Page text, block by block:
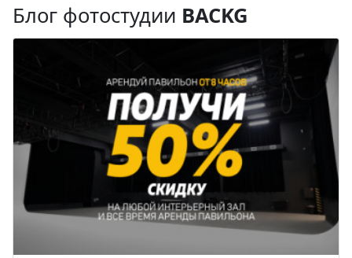
Блог фотостудии BACKG